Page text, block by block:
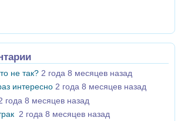
не так? 2 года 8 месяцев назад
интересно 2 года 8 месяцев назад
года 8 месяцев назад
2 года 8 месяцев назад